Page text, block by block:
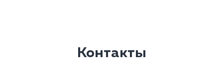
Контакты